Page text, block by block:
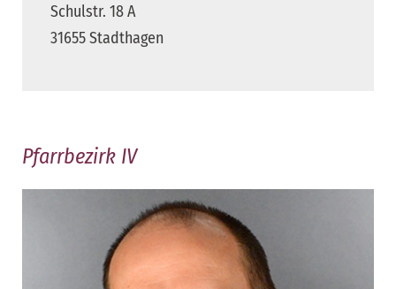
Schulstr. 18 A
31655 Stadthagen
Pfarrbezirk IV